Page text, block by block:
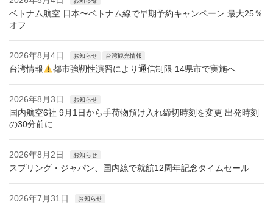
ベトナム航空 日本〜ベトナム線で早期予約キャンペーン 最大25％
オフ
2026年8月4日 お知らせ 台湾観光情報
台湾情報 都市強靭性演習により通信制限 14県市で実施へ
2026年8月3日 お知らせ
国内航空6社 9月1日から手荷物預け入れ締切時刻を変更 出発時刻
の30分前に
2026年8月2日 お知らせ
スプリング・ジャパン、国内線で就航12周年記念タイムセール
2026年7月31日 お知らせ